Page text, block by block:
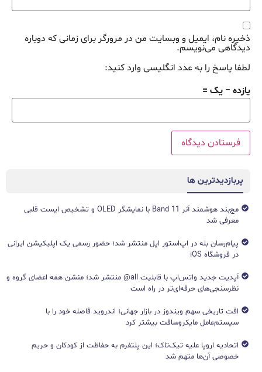
ذخیره نام، ایمیل و وبسایت من در مرورگر برای زمانی که دوباره
دیدگاهی می‌نویسم.
لطفا پاسخ را به عدد انگلیسی وارد کنید:
یازده − یک =
پربازدیدترین ها
مچ‌بند هوشمند آنر Band 11 با نمایشگر OLED و تشخیص ایست قلبی
معرفی شد
پیام‌رسان بله در اپ‌استور اپل منتشر شد؛ حضور رسمی یک اپلیکیشن ایرانی
در فروشگاه iOS
آپدیت جدید واتس‌اپ با قابلیت all@ منتشر شد؛ منشن همه اعضای گروه و
نظرسنجی‌های حرفه‌ای‌تر در راه است
افت تاریخی سهم ویندوز در بازار جهانی؛ اندروید فاصله خود را با
سیستم‌عامل مایکروسافت بیشتر کرد
اتحادیه اروپا علیه تیک‌تاک؛ این پلتفرم به حفاظت از کودکان و حریم
خصوصی آن‌ها متهم شد